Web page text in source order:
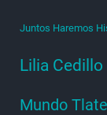
Juntos Haremos
Lilia Cedillo
Mundo